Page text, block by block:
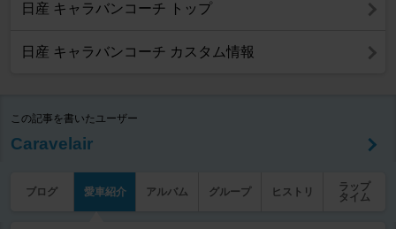
日産 キャラバンコーチ トップ
日産 キャラバンコーチ カスタム情報
この記事を書いたユーザー
Caravelair
ブログ 愛車紹介 アルバム グループ ヒストリ
ラップ
タイム